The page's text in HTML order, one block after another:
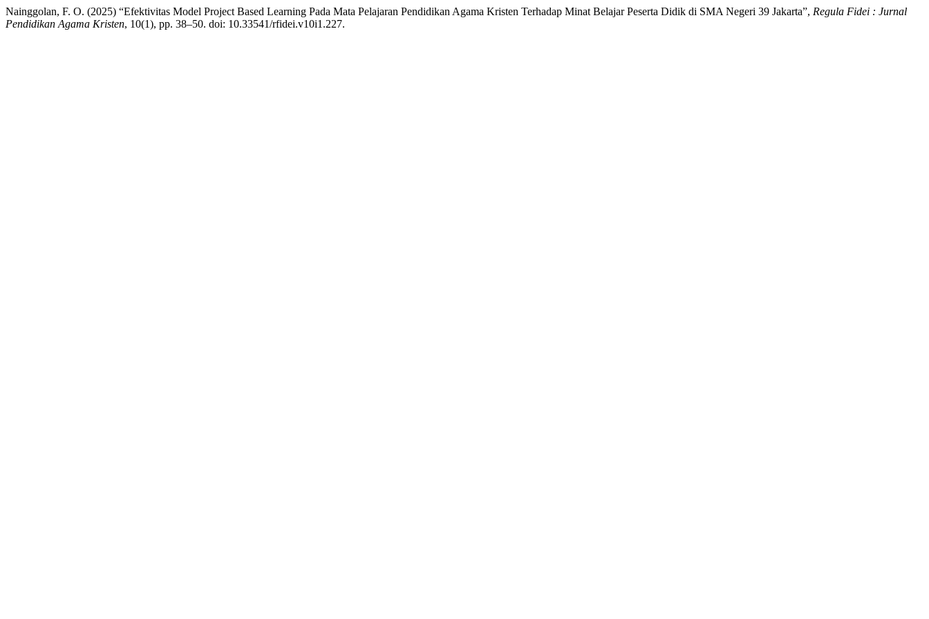
Nainggolan, F. O. (2025) “Efektivitas Model Project Based Learning Pada Mata Pelajaran Pendidikan Agama Kristen Terhadap Minat Belajar Peserta Didik di SMA Negeri 39 Jakarta”, Regula Fidei : Jurnal
Pendidikan Agama Kristen, 10(1), pp. 38–50. doi: 10.33541/rfidei.v10i1.227.